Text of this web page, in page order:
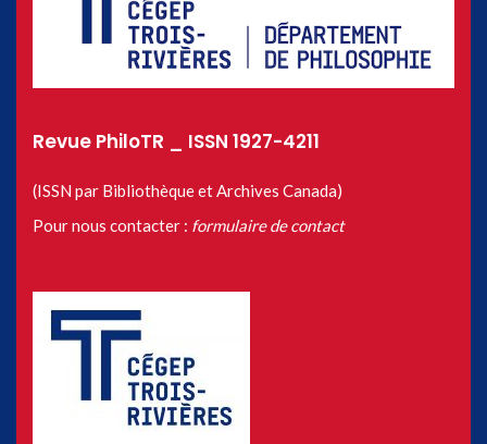
Revue PhiloTR _ ISSN 1927-4211
(ISSN par Bibliothèque et Archives Canada)
Pour nous contacter : formulaire de contact